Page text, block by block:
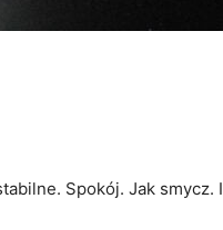
Spokój. Jak smycz. I